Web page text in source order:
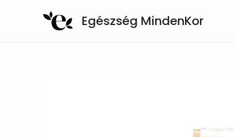
Egészség MindenKor